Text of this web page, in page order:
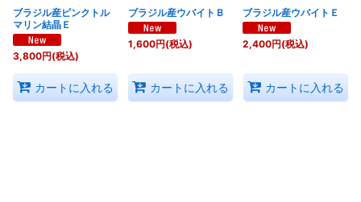
ブラジル産ピンクトル
マリン結晶Ｅ
3,800円(税込)
カートに入れる
ブラジル産ウバイトＢ
1,600円(税込)
カートに入れる
ブラジル産ウバイトＥ
2,400円(税込)
カートに入れる